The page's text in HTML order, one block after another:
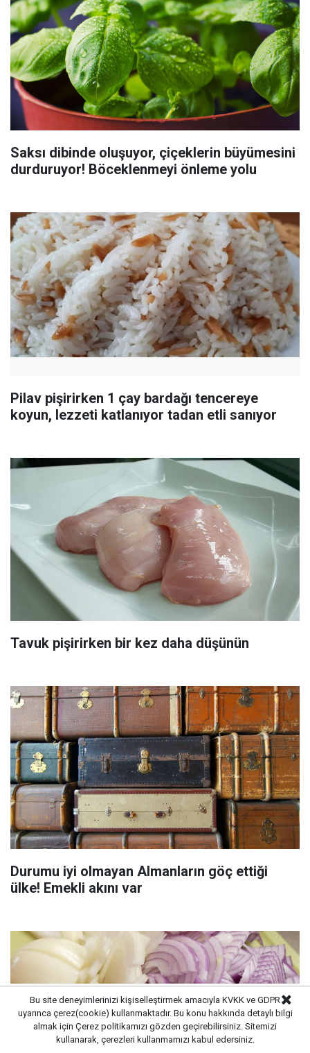
Saksı dibinde oluşuyor, çiçeklerin büyümesini
durduruyor! Böceklenmeyi önleme yolu
Pilav pişirirken 1 çay bardağı tencereye
koyun, lezzeti katlanıyor tadan etli sanıyor
Tavuk pişirirken bir kez daha düşünün
Durumu iyi olmayan Almanların göç ettiği
ülke! Emekli akını var
Bu site deneyimlerinizi kişiselleştirmek amacıyla KVKK ve GDPR
uyarınca çerez(cookie) kullanmaktadır. Bu konu hakkında detaylı bilgi
almak için Çerez politikamızı gözden geçirebilirsiniz. Sitemizi
kullanarak, çerezleri kullanmamızı kabul edersiniz.